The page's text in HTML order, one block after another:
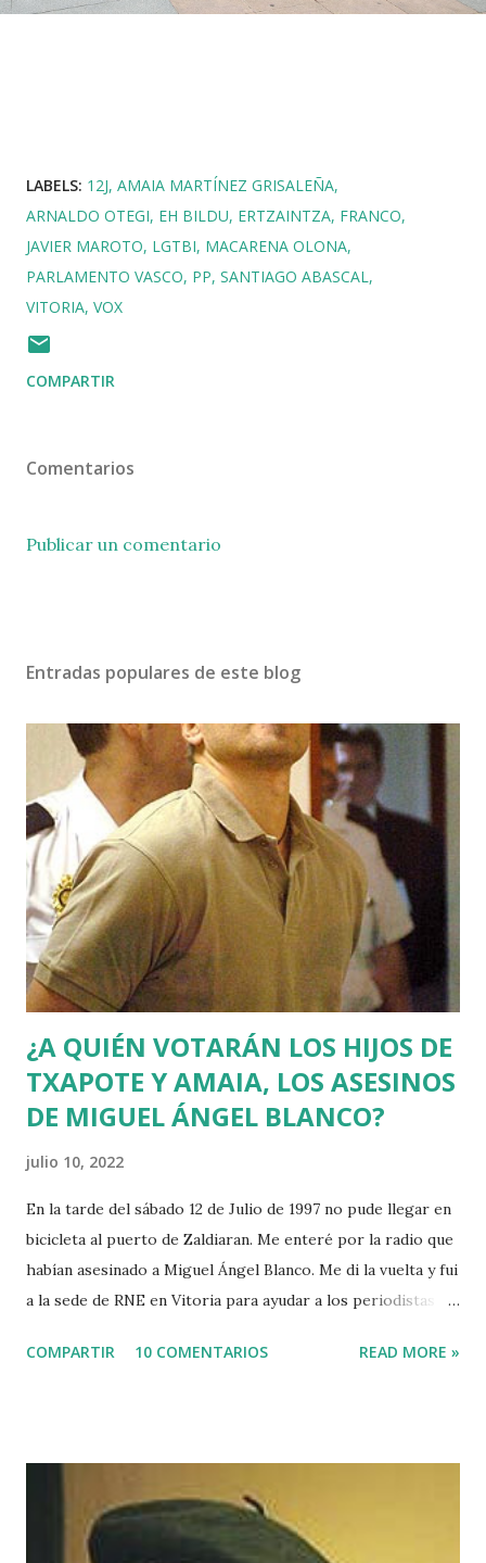
LABELS: 12J AMAIA MARTÍNEZ GRISALEÑA
ARNALDO OTEGI EH BILDU ERTZAINTZA FRANCO
JAVIER MAROTO LGTBI MACARENA OLONA
PARLAMENTO VASCO PP SANTIAGO ABASCAL
VITORIA VOX
COMPARTIR
Comentarios
Publicar un comentario
Entradas populares de este blog
¿A QUIÉN VOTARÁN LOS HIJOS DE
TXAPOTE Y AMAIA, LOS ASESINOS
DE MIGUEL ÁNGEL BLANCO?
julio 10, 2022
En la tarde del sábado 12 de Julio de 1997 no pude llegar en
bicicleta al puerto de Zaldiaran. Me enteré por la radio que
habían asesinado a Miguel Ángel Blanco. Me di la vuelta y fui
a la sede de RNE en Vitoria para ayudar a los periodistas
pudiera ocurrir después de que se cumpliera el plazo de 48
Batasuna, Rufi Etxeberria, que hasta el año pasado fue
dirigente de Sortu. Tras aquel vil secuestro, las calles de
COMPARTIR 10 COMENTARIOS READ MORE »